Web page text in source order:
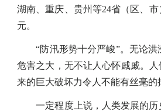
湖南、重庆、贵州等24省（区、
元。
“防汛形势十分严峻”。无论洪
危害之大，无不让人心怀戚戚。
来的巨大破坏力令人不能有丝毫的
一定程度上说，人类发展的历